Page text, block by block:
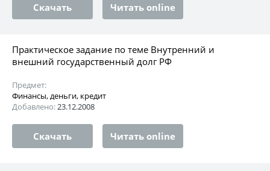
Скачать Читать online
Практическое задание по теме Внутренний и
внешний государственный долг РФ
Предмет:
Финансы, деньги, кредит
Добавлено:23.12.2008
Скачать Читать online